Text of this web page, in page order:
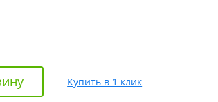
Купить в 1 клик